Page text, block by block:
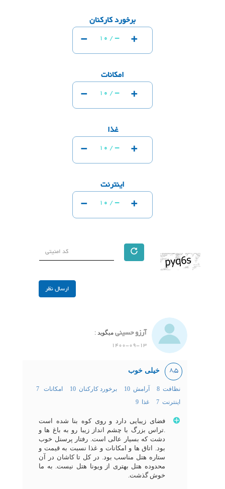
برخورد کارکنان
- 10 / - +
امکانات
- 10 / - +
غذا
- 10 / - +
اینترنت
- 10 / - +
آرزو حسینی میگوید :
1400-09-13
8,5 خیلی خوب
نظافت 8 آرامش 10 برخورد کارکنان 10
امکانات 7
اینترنت 7
غذا 9
فضای زیبایی دارد و روی کوه بنا شده است
.تراس بزرگ با چشم انداز زیبا رو به باغ ها و
دشت که بسیار عالی است. رفتار پرسنل خوب
بود. اتاق ها و امکانات و غذا نسبت به قیمت و
ستاره هتل مناسب بود. در کل تا کاشان در آن
محدوده هتل بهتری از ویونا هتل نیست. به ما
خوش گذشت.